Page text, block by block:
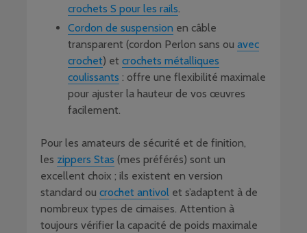
crochets S pour les rails.
Cordon de suspension en câble
transparent (cordon Perlon sans ou avec
crochet) et crochets métalliques
coulissants : offre une flexibilité maximale
pour ajuster la hauteur de vos œuvres
facilement.
Pour les amateurs de sécurité et de finition,
les zippers Stas (mes préférés) sont un
excellent choix ; ils existent en version
standard ou crochet antivol et s’adaptent à de
nombreux types de cimaises. Attention à
toujours vérifier la capacité de poids maximale